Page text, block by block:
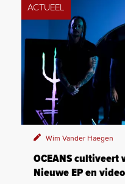
ACTUEEL
Wim Vander Haegen
OCEANS
Nieuwe EP en